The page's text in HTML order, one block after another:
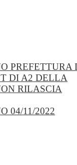
PREFETTURA
DI A2 DELLA
RILASCIA
04/11/2022